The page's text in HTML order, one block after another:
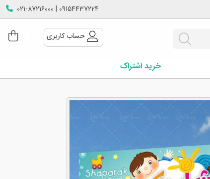
09154437224 | 021-87216000
حساب کاربری
خرید اشتراک